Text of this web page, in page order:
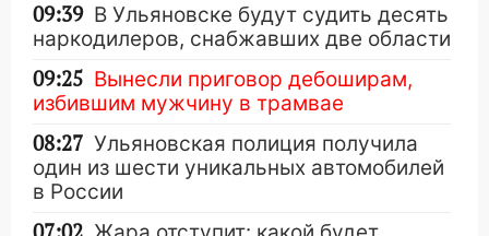
09:39 В Ульяновске будут судить десять
наркодилеров, снабжавших две области
09:25 Вынесли приговор дебоширам,
избившим мужчину в трамвае
08:27 Ульяновская полиция получила
один из шести уникальных автомобилей
в России